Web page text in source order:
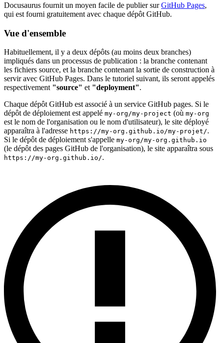
Docusaurus fournit un moyen facile de publier surGitHub Pages,
qui est fourni gratuitement avec chaque dépôt GitHub.
Vue d'ensemble
Habituellement, il y a deux dépôts (au moins deux branches)
impliqués dans un processus de publication : la branche contenant
les fichiers source, et la branche contenant la sortie de construction à
servir avec GitHub Pages. Dans le tutoriel suivant, ils seront appelés
respectivement "source" et "deployment".
Chaque dépôt GitHub est associé à un service GitHub pages. Si le
dépôt de déploiement est appelé my-org/my-project (où my-org
est le nom de l'organisation ou le nom d'utilisateur), le site déployé
apparaîtra à l'adresse https://my-org.github.io/my-projet/.
Si le dépôt de déploiement s'appelle my-org/my-org.github.io
(le dépôt des pages GitHub de l'organisation), le site apparaîtra sous
https://my-org.github.io/.